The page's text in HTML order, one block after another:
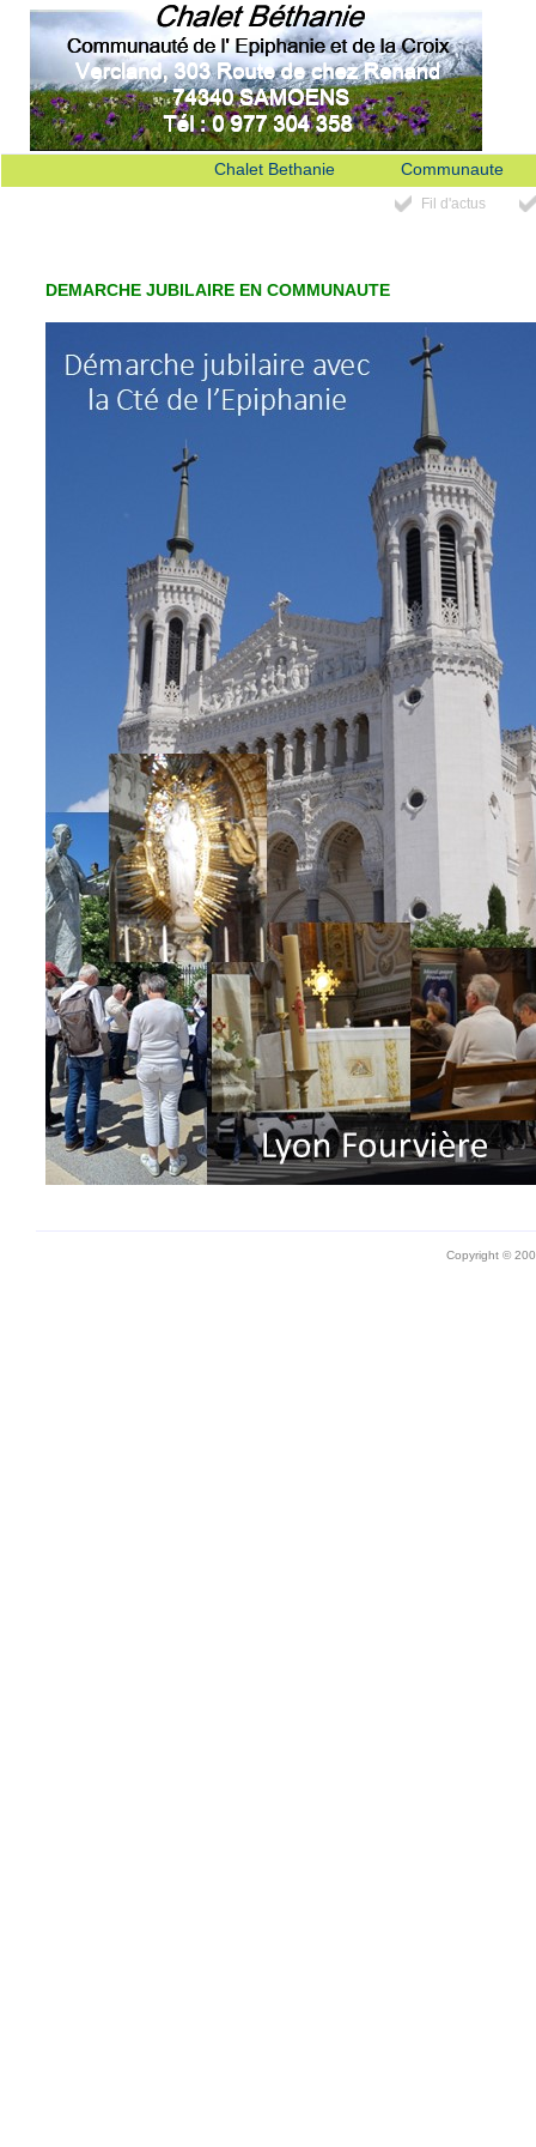
Chalet Bethanie Communaute
Fil d'actus
DEMARCHE JUBILAIRE EN COMMUNAUTE
Copyright ©